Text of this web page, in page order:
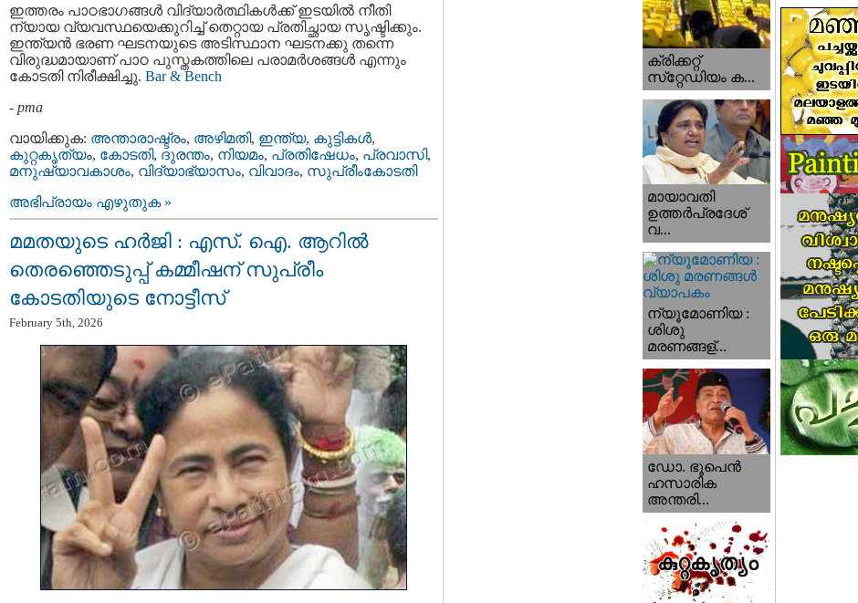
ഇത്തരം പാഠഭാഗങ്ങൾ വിദ്യാർത്ഥികൾക്ക് ഇടയിൽ നീതി
ന്യായ വ്യവസ്ഥയെക്കുറിച്ച് തെറ്റായ പ്രതിച്ഛായ സൃഷ്ടിക്കും.
ഇന്ത്യൻ ഭരണ ഘടനയുടെ അടിസ്ഥാന ഘടനക്കു തന്നെ
വിരുദ്ധമായാണ് പാഠ പുസ്തകത്തിലെ പരാമർശങ്ങൾ എന്നും
കോടതി നിരീക്ഷിച്ചു. Bar & Bench
- pma
വായിക്കുക: അന്താരാഷ്ട്രം, അഴിമതി, ഇന്ത്യ, കുട്ടികള്‍,
കുറ്റകൃത്യം, കോടതി, ദുരന്തം, നിയമം, പ്രതിഷേധം, പ്രവാസി,
മനുഷ്യാവകാശം, വിദ്യാഭ്യാസം, വിവാദം, സുപ്രീംകോടതി
അഭിപ്രായം എഴുതുക »
മമതയുടെ ഹർജി : എസ്. ഐ. ആറില്‍
തെരഞ്ഞെടുപ്പ്‌ കമ്മീഷന്‌ സുപ്രീം
കോടതിയുടെ നോട്ടീസ്‌
February 5th, 2026
ക്രിക്കറ്റ്
സ്‌റ്റേഡിയം ക...
മായാവതി
ഉത്തര്‍പ്രദേശ്‌
വ...
ന്യൂമോണിയ :
ശിശു
മരണങ്ങള്...
ഡോ. ഭൂപെന്‍
ഹസാരിക
അന്തരി...